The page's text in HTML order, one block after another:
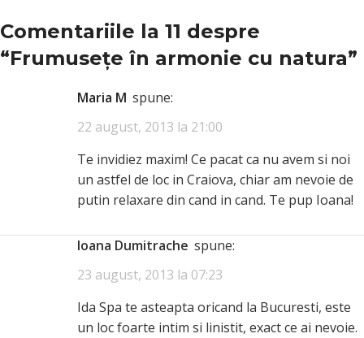
Comentariile la 11 despre
“Frumuseţe în armonie cu natura”
Maria M spune:
22 august, 2013 la 21:00
Te invidiez maxim! Ce pacat ca nu avem si noi
un astfel de loc in Craiova, chiar am nevoie de
putin relaxare din cand in cand. Te pup Ioana!
Ioana Dumitrache spune:
23 august, 2013 la 07:23
Ida Spa te asteapta oricand la Bucuresti, este
un loc foarte intim si linistit, exact ce ai nevoie.